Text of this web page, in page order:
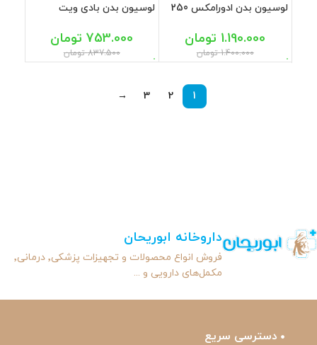
لوسیون بدن ادورامکس 250
1.400.000 تومان
1.190.000 تومان
لوسیون بدن بادی ویت
837.500 تومان
753.000 تومان
1
2
3
→
داروخانه ابوریحان
فروش انواع محصولات و تجهیزات پزشکی٬ درمانی٬
مکمل‌های دارویی و ...
دسترسی سریع